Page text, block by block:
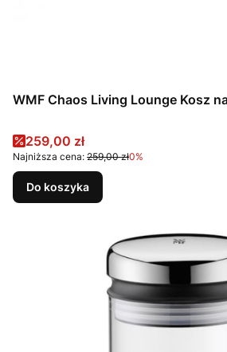
WMF Chaos Living Lounge Kosz
Cena promocyjna
259,00 zł
Najniższa cena: 259,00 zł0%
Do koszyka